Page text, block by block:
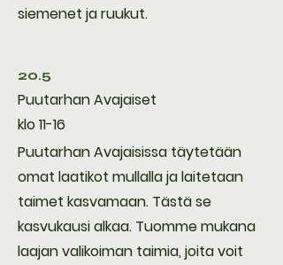
siemenet ja ruukut.
20.5
Puutarhan Avajaiset
klo 11-16
Puutarhan Avajaisissa täytetään
omat laatikot mullalla ja laitetaan
taimet kasvamaan. Tästä se
kasvukausi alkaa. Tuomme mukana
laajan valikoiman taimia, joita voit